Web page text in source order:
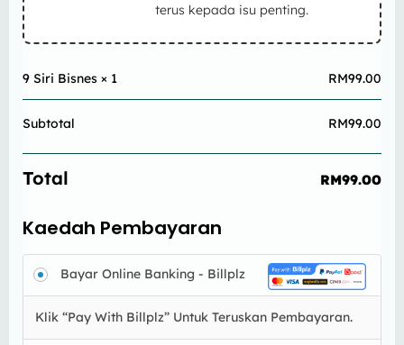
terus kepada isu penting.
9 Siri Bisnes × 1 RM99.00
Subtotal RM99.00
Total RM99.00
Kaedah Pembayaran
Bayar Online Banking - Billplz
Klik “Pay With Billplz” Untuk Teruskan Pembayaran.